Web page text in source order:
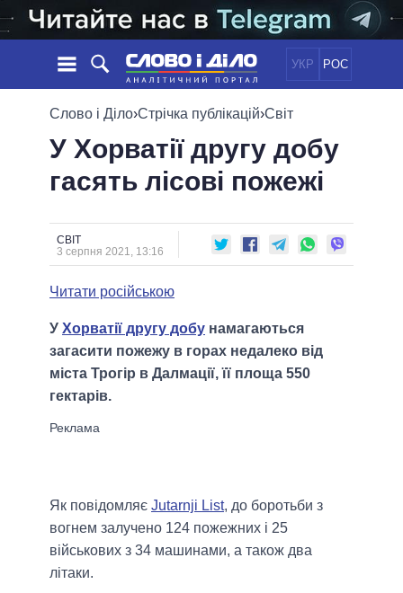
УКР РОС
НОВИНИ
СТРІЧКА
ПОДІЇ
ДУМКИ
ОГЛЯДИ
ДАЙДЖЕСТИ
ПОЛІТИКА
ЕКОНОМІКА
ОБIЦЯНКИ
ПОЛIТИКИ
УСІ ПОЛІТИКИ
ПРЕЗИДЕНТ І ОФІС
ВЕРХОВНА РАДА
ГОЛОВИ ОБЛАДМІНІСТРАЦІЙ
ВСІ ПЕРСОНИ
ІНФОГРАФІКА
ВІДЕО
ПОРІВНЯННЯ ПОЛІТИКІВ
Слово і Діло›Стрічка публікацій›Світ
У Хорватії другу добу
гасять лісові пожежі
СВІТ
3 серпня 2021, 13:16
Читати російською
У Хорватії другу добу намагаються
загасити пожежу в горах недалеко від
міста Трогір в Далмації, її площа 550
гектарів.
Як повідомляє Jutarnji List, до боротьби з
вогнем залучено 124 пожежних і 25
військових з 34 машинами, а також два
літаки.